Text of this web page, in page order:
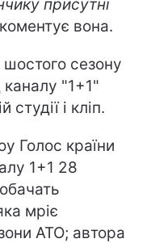
присутні
вона.
сезону
"1+1"
студії і кліп.
Голос країни
1+1 28
мріє
АТО; автора